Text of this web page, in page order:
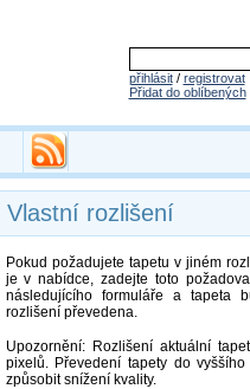
přihlásit/ registrovat
Přidat do oblíbených
Vlastní rozlišení
Pokud požadujete tapetu v jiném
je v nabídce, zadejte toto
následujícího formuláře a tapeta
rozlišení převedena.
Upozornění: Rozlišení aktuální
pixelů. Převedení tapety do
způsobit snížení kvality.